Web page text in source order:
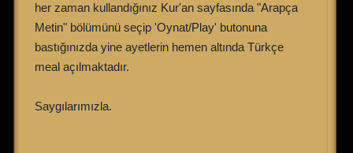
her zaman kullandığınız Kur'an sayfasında "Arapça
Metin" bölümünü seçip 'Oynat/Play' butonuna
bastığınızda yine ayetlerin hemen altında Türkçe
meal açılmaktadır.
Saygılarımızla.